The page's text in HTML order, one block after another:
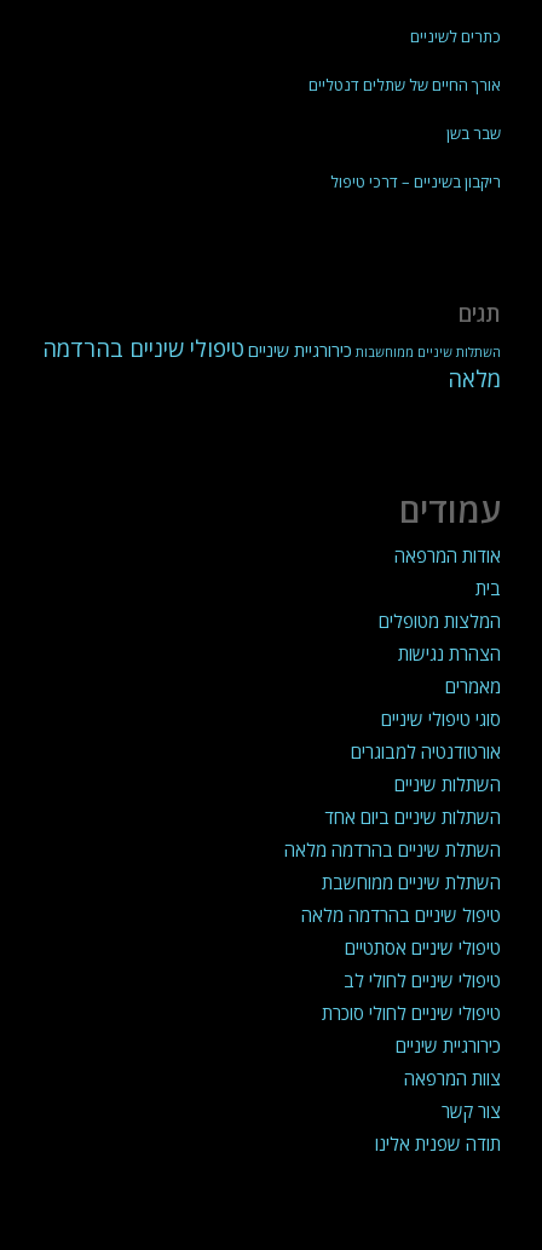
כתרים לשיניים
אורך החיים של שתלים דנטליים
שבר בשן
ריקבון בשיניים – דרכי טיפול
תגים
השתלות שיניים ממוחשבות כירורגיית שיניים טיפולי שיניים בהרדמה
מלאה
עמודים
אודות המרפאה
בית
המלצות מטופלים
הצהרת נגישות
מאמרים
סוגי טיפולי שיניים
אורטודנטיה למבוגרים
השתלות שיניים
השתלות שיניים ביום אחד
השתלת שיניים בהרדמה מלאה
השתלת שיניים ממוחשבת
טיפול שיניים בהרדמה מלאה
טיפולי שיניים אסתטיים
טיפולי שיניים לחולי לב
טיפולי שיניים לחולי סוכרת
כירורגיית שיניים
צוות המרפאה
צור קשר
תודה שפנית אלינו